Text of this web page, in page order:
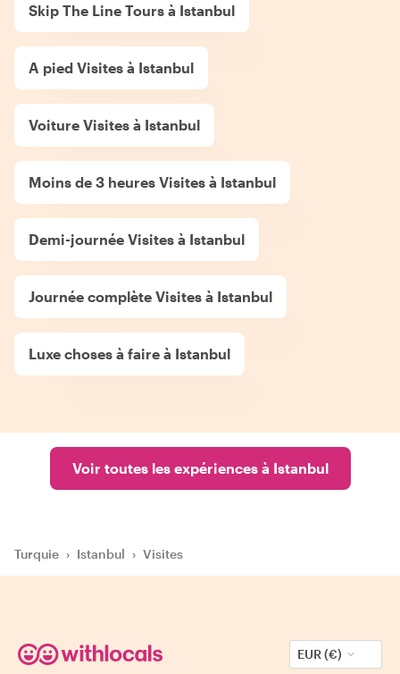
Skip The Line Tours à Istanbul
A pied Visites à Istanbul
Voiture Visites à Istanbul
Moins de 3 heures Visites à Istanbul
Demi-journée Visites à Istanbul
Journée complète Visites à Istanbul
Luxe choses à faire à Istanbul
Voir toutes les expériences à Istanbul
Turquie › Istanbul › Visites
EUR (€)